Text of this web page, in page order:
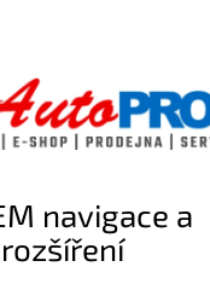
navigace a